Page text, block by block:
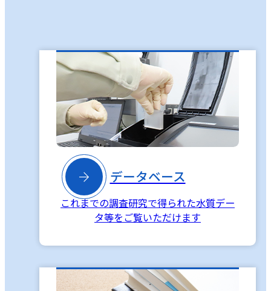
 データベース
これまでの調査研究で得られた水質デー
タ等をご覧いただけます